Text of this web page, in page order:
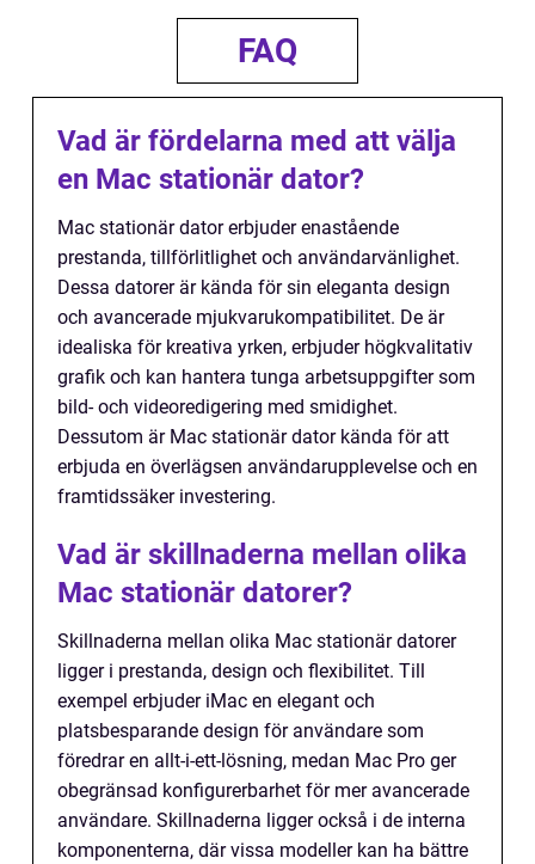
FAQ
Vad är fördelarna med att välja
en Mac stationär dator?
Mac stationär dator erbjuder enastående
prestanda, tillförlitlighet och användarvänlighet.
Dessa datorer är kända för sin eleganta design
och avancerade mjukvarukompatibilitet. De är
idealiska för kreativa yrken, erbjuder högkvalitativ
grafik och kan hantera tunga arbetsuppgifter som
bild- och videoredigering med smidighet.
Dessutom är Mac stationär dator kända för att
erbjuda en överlägsen användarupplevelse och en
framtidssäker investering.
Vad är skillnaderna mellan olika
Mac stationär datorer?
Skillnaderna mellan olika Mac stationär datorer
ligger i prestanda, design och flexibilitet. Till
exempel erbjuder iMac en elegant och
platsbesparande design för användare som
föredrar en allt-i-ett-lösning, medan Mac Pro ger
obegränsad konfigurerbarhet för mer avancerade
användare. Skillnaderna ligger också i de interna
komponenterna, där vissa modeller kan ha bättre